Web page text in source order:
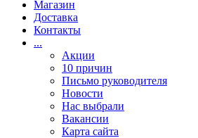
Магазин
Доставка
Контакты
...
Акции
10 причин
Письмо руководителя
Новости
Нас выбрали
Вакансии
Карта сайта